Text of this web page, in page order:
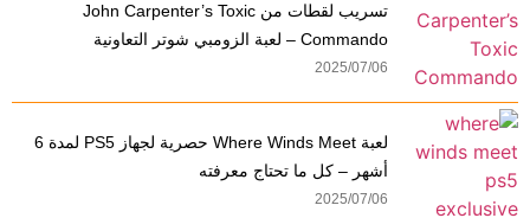
تسريب لقطات من John Carpenter’s Toxic
Commando – لعبة الزومبي شوتر التعاونية
2025/07/06
لعبة Where Winds Meet حصرية لجهاز PS5 لمدة 6
أشهر – كل ما تحتاج معرفته
2025/07/06